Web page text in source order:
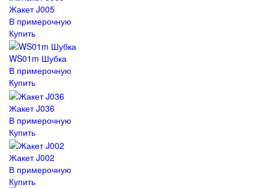
Жакет J005
В примерочную
Купить
WS01m Шубка
В примерочную
Купить
Жакет J036
В примерочную
Купить
Жакет J002
В примерочную
Купить